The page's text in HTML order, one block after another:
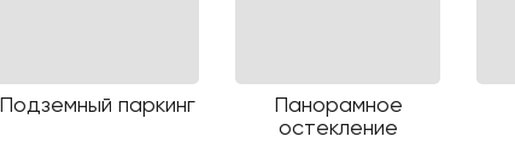
Подземный паркинг
Панорамное
остекление